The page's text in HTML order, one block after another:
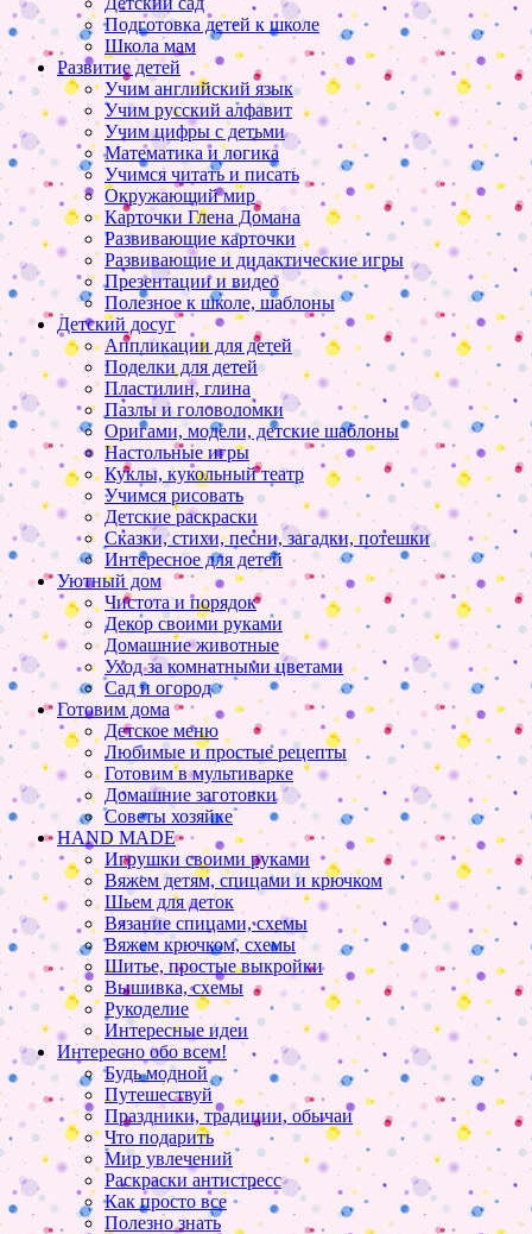
Подготовка детей к школе
Школа мам
Развитие детей
Учим английский язык
Учим русский алфавит
Учим цифры с детьми
Математика и логика
Учимся читать и писать
Окружающий мир
Карточки Глена Домана
Развивающие карточки
Развивающие и дидактические игры
Презентации и видео
Полезное к школе, шаблоны
Детский досуг
Аппликации для детей
Поделки для детей
Пластилин, глина
Пазлы и головоломки
Оригами, модели, детские шаблоны
Настольные игры
Куклы, кукольный театр
Учимся рисовать
Детские раскраски
Сказки, стихи, песни, загадки, потешки
Интересное для детей
Уютный дом
Чистота и порядок
Декор своими руками
Домашние животные
Уход за комнатными цветами
Сад и огород
Готовим дома
Детское меню
Любимые и простые рецепты
Готовим в мультиварке
Домашние заготовки
Советы хозяйке
HAND MADE
Игрушки своими руками
Вяжем детям, спицами и крючком
Шьем для деток
Вязание спицами, схемы
Вяжем крючком, схемы
Шитье, простые выкройки
Вышивка, схемы
Рукоделие
Интересные идеи
Интересно обо всем!
Будь модной
Путешествуй
Праздники, традиции, обычаи
Что подарить
Мир увлечений
Раскраски антистресс
Как просто все
Полезно знать